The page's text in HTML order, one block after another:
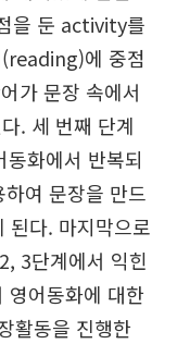
을 둔 activity를
에 중점
가 문장 속에서
. 세 번째 단계
화에서 반복되
여 문장을 만드
다. 마지막으로
3단계에서 익힌
어동화에 대한
활동을 진행한